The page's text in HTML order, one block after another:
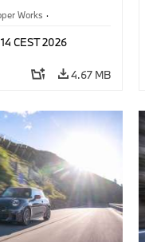
Works ·
CEST 2026
4.67 MB